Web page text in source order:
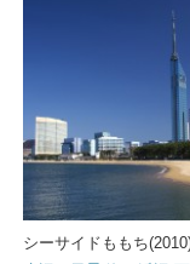
シーサイドももち